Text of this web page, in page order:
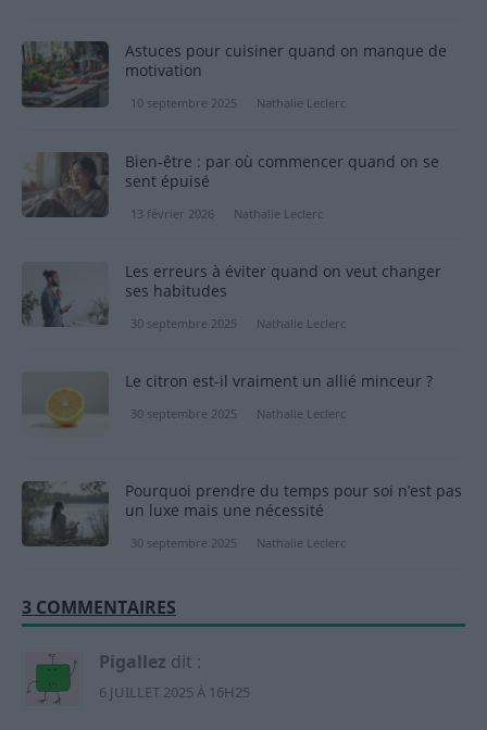
Astuces pour cuisiner quand on manque de
motivation
10 septembre 2025 Nathalie Leclerc
Bien-être : par où commencer quand on se
sent épuisé
13 février 2026 Nathalie Leclerc
Les erreurs à éviter quand on veut changer
ses habitudes
30 septembre 2025 Nathalie Leclerc
Le citron est-il vraiment un allié minceur ?
30 septembre 2025 Nathalie Leclerc
Pourquoi prendre du temps pour soi n’est pas
un luxe mais une nécessité
30 septembre 2025 Nathalie Leclerc
3 COMMENTAIRES
Pigallez dit :
6 JUILLET 2025 À 16H25